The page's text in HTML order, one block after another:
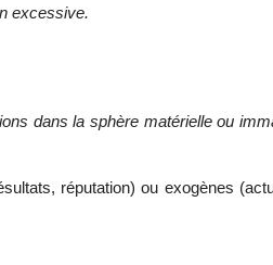
excessive.
dans la sphère matérielle ou
réputation) ou exogènes